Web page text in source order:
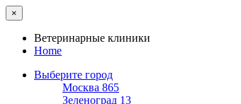
×
Ветеринарные клиники
Home
Выберите город
Москва 865
Зеленоград 13